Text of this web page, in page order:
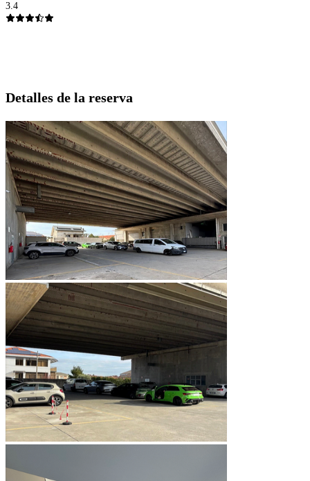
3.4
Detalles de la reserva